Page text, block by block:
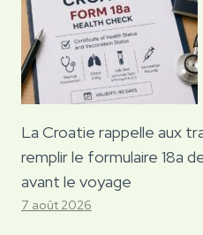
La Croatie rappelle aux
remplir le formulaire 18a
avant le voyage
7 août 2026